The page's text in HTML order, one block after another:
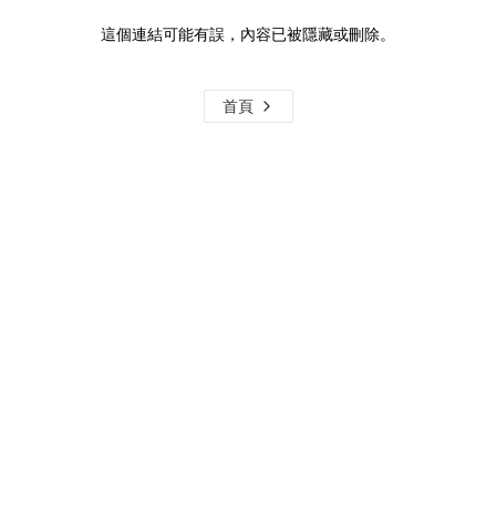
這個連結可能有誤，內容已被隱藏或刪除。
首頁